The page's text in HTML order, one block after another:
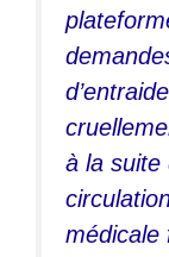
à la suite
médicale